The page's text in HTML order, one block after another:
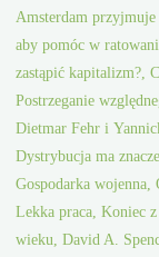
Amsterdam przyjmuje
aby pomóc w
zastąpić kapitalizm?,
Postrzeganie
Dietmar Fehr i
Dystrybucja ma
Gospodarka wojenna,
Lekka praca, Koniec
wieku, David A.